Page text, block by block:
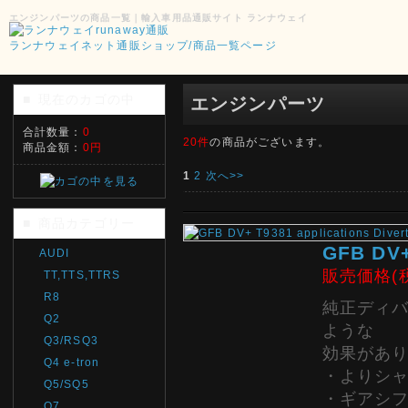
エンジンパーツの商品一覧｜輸入車用品通販サイト ランナウェイ
ランナウェイネット通販ショップ/商品一覧ページ
合計数量： 0
商品金額： 0円
AUDI
TT,TTS,TTRS
R8
Q2
Q3/RSQ3
Q4 e-tron
Q5/SQ5
エンジンパーツ
20件の商品がございます。
1 2 次へ>>
GFB
販売価格(
純正ディ
ような
効果があ
・よりシ
・ギアシ